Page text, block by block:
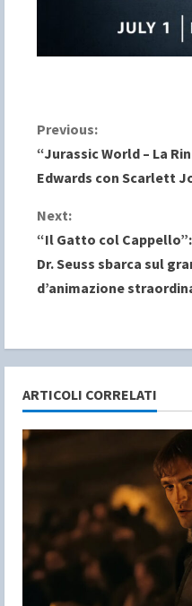
C
o
n
t
i
u
e
R
d
i
Previous:
“Jurassic World – La
Edwards con Scarlett
Next:
“Il Gatto col
Dr. Seuss sbarca sul
d’animazione
ARTICOLI CORRELATI